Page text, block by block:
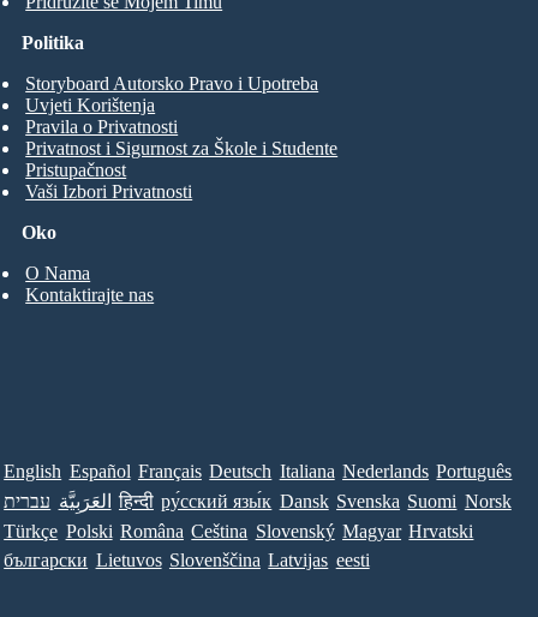
Oko
O Nama
Kontaktirajte nas
Politika
Storyboard Autorsko Pravo i Upotreba
Uvjeti Korištenja
Pravila o Privatnosti
Privatnost i Sigurnost za Škole i Studente
Pristupačnost
Vaši Izbori Privatnosti
English Español Français Deutsch Italiana Nederlands Português
עברית العَرَبِيَّة हिन्दी ру́сский язы́к Dansk Svenska Suomi Norsk
Türkçe Polski Româna Ceština Slovenský Magyar Hrvatski
български Lietuvos Slovenščina Latvijas eesti